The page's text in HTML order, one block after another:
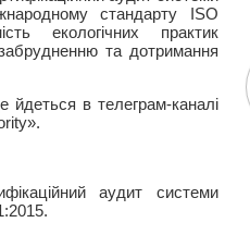
стандарту ISO
екологічних практик
та дотримання
йдеться в телеграм-каналі
аудит системи